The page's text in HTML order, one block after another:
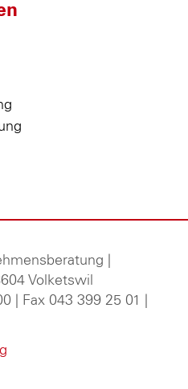
Volketswil
| Fax 043 399 25 01 |